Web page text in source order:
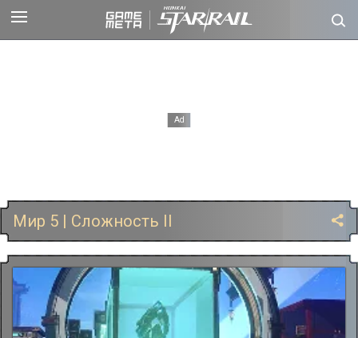
Мир 5 | Сложность II